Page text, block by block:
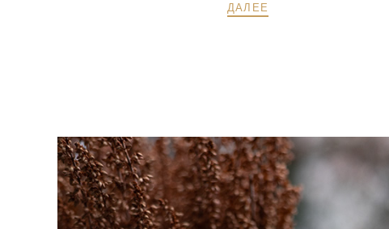
ДАЛЕЕ